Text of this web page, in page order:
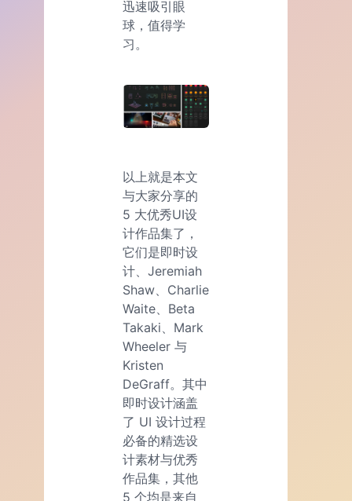
迅速吸引眼
球，值得学
习。
以上就是本文
与大家分享的
5 大优秀UI设
计作品集了，
它们是即时设
计、Jeremiah
Shaw、Charlie
Waite、Beta
Takaki、Mark
Wheeler 与
Kristen
DeGraff。其中
即时设计涵盖
了 UI 设计过程
必备的精选设
计素材与优秀
作品集，其他
5 个均是来自